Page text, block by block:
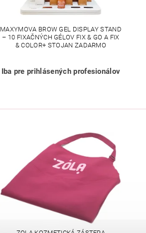
MAXYMOVA BROW GEL DISPLAY STAND
– 10 FIXAČNÝCH GÉLOV FIX & GO A FIX
& COLOR+ STOJAN ZADARMO
Iba pre prihlásených profesionálov